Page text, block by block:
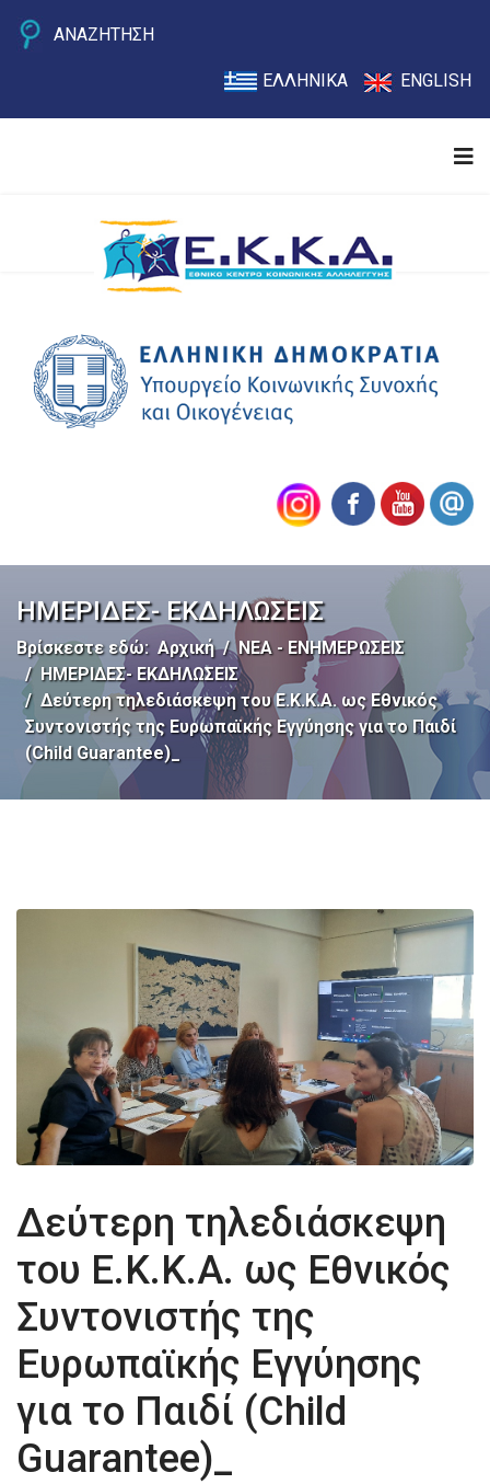
ΑΝΑΖΗΤΗΣΗ
ΕΛΛΗΝΙΚΑ ENGLISH
ΗΜΕΡΙΔΕΣ- ΕΚΔΗΛΩΣΕΙΣ
Βρίσκεστε εδώ: Αρχική
ΝΕΑ - ΕΝΗΜΕΡΩΣΕΙΣ
ΗΜΕΡΙΔΕΣ- ΕΚΔΗΛΩΣΕΙΣ
Δεύτερη τηλεδιάσκεψη του Ε.Κ.Κ.Α. ως Εθνικός
Συντονιστής της Ευρωπαϊκής Εγγύησης για το Παιδί
(Child Guarantee)_
Δεύτερη τηλεδιάσκεψη
του Ε.Κ.Κ.Α. ως Εθνικός
Συντονιστής της
Ευρωπαϊκής Εγγύησης
για το Παιδί (Child
Guarantee)_